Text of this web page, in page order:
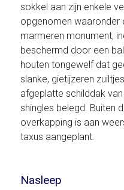
sokkel aan zijn enkele
opgenomen waaronder
marmeren monument,
beschermd door een
houten tongewelf dat
slanke, gietijzeren
afgeplatte schilddak
shingles belegd. Buiten
overkapping is aan
taxus aangeplant.
Nasleep